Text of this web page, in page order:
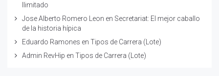
Ilimitado
Jose Alberto Romero Leon en Secretariat: El mejor caballo
de la historia hípica
Eduardo Ramones en Tipos de Carrera (Lote)
Admin RevHip en Tipos de Carrera (Lote)